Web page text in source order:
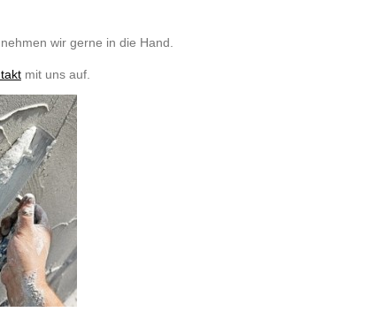
wir gerne in die Hand.
mit uns auf.